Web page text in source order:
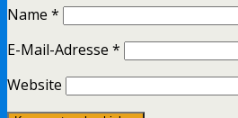
Name *
E-Mail-Adresse *
Website